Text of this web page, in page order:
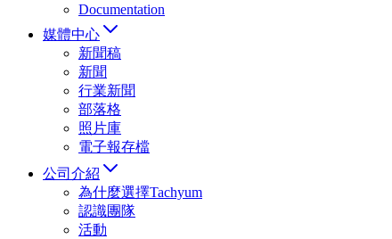
Documentation
媒體中心
新聞稿
新聞
行業新聞
部落格
照片庫
電子報存檔
公司介紹
為什麼選擇Tachyum
認識團隊
活動